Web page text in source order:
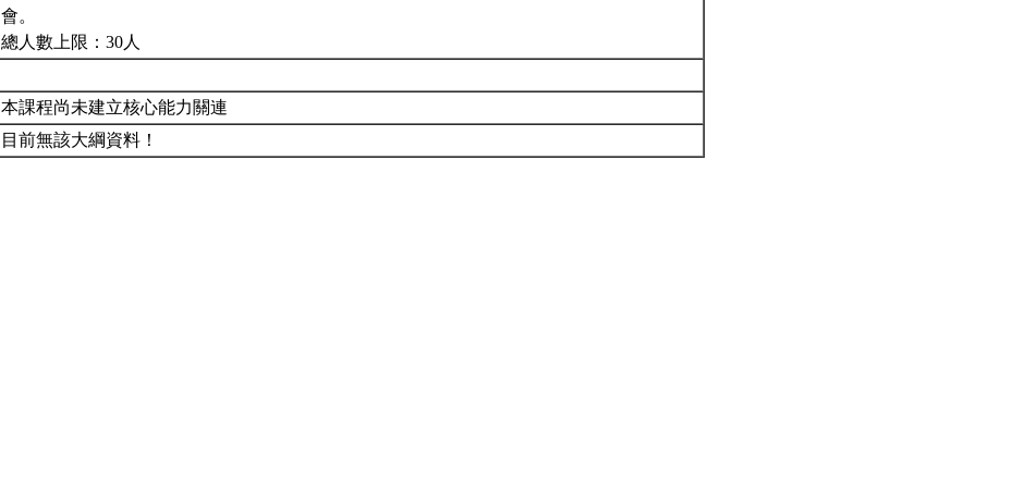
會。
總人數上限：30人
本課程尚未建立核心能力關連
目前無該大綱資料！